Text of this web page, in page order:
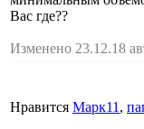
Вас где??
Изменено 23.12.18
Нравится Марк11 ,